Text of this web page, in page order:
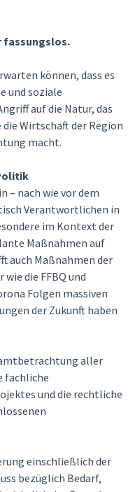
fassungslos.
können, dass es
und soziale
auf die Natur, das
Wirtschaft der Region
macht.
– nach wie vor dem
Verantwortlichen in
im Kontext der
Maßnahmen auf
auch Maßnahmen der
die FFBQ und
Folgen massiven
der Zukunft haben
aller
fachliche
und die rechtliche
einschließlich der
bezüglich Bedarf,